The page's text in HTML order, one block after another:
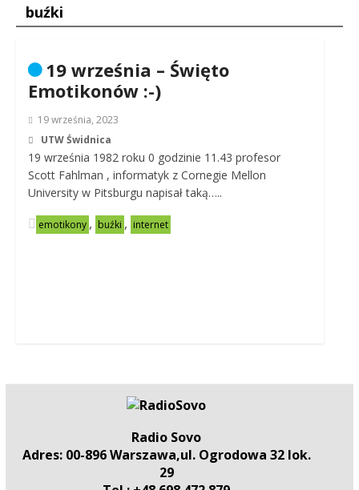
buźki
19 września – Święto
Emotikonów :-)
19 września, 2023
UTW Świdnica
19 września 1982 roku 0 godzinie 11.43 profesor
Scott Fahlman , informatyk z Cornegie Mellon
University w Pitsburgu napisał taką…..
emotikony , buźki , internet
Radio Sovo
Adres: 00-896 Warszawa,ul. Ogrodowa 32 lok.
29